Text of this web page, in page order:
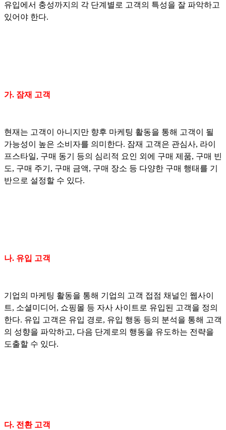
유입에서 충성까지의 각 단계별로 고객의 특성을 잘 파악하고
있어야 한다.
가. 잠재 고객
현재는 고객이 아니지만 향후 마케팅 활동을 통해 고객이 될
가능성이 높은 소비자를 의미한다. 잠재 고객은 관심사, 라이
프스타일, 구매 동기 등의 심리적 요인 외에 구매 제품, 구매 빈
도, 구매 주기, 구매 금액, 구매 장소 등 다양한 구매 행태를 기
반으로 설정할 수 있다.
나. 유입 고객
기업의 마케팅 활동을 통해 기업의 고객 접점 채널인 웹사이
트, 소셜미디어, 쇼핑몰 등 자사 사이트로 유입된 고객을 정의
한다. 유입 고객은 유입 경로, 유입 행동 등의 분석을 통해 고객
의 성향을 파악하고, 다음 단계로의 행동을 유도하는 전략을
도출할 수 있다.
다. 전환 고객